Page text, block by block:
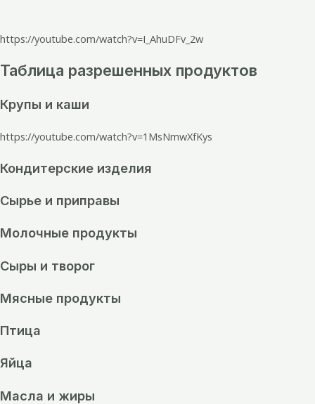
https://youtube.com/watch?v=I_AhuDFv_2w
Таблица разрешенных продуктов
Крупы и каши
https://youtube.com/watch?v=1MsNmwXfKys
Кондитерские изделия
Сырье и приправы
Молочные продукты
Сыры и творог
Мясные продукты
Птица
Яйца
Масла и жиры